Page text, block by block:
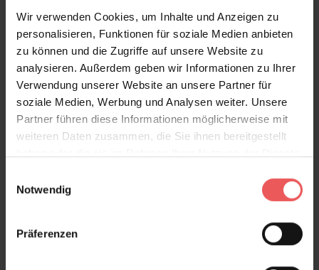
Wir verwenden Cookies, um Inhalte und Anzeigen zu
personalisieren, Funktionen für soziale Medien anbieten
zu können und die Zugriffe auf unsere Website zu
analysieren. Außerdem geben wir Informationen zu Ihrer
Verwendung unserer Website an unsere Partner für
soziale Medien, Werbung und Analysen weiter. Unsere
Partner führen diese Informationen möglicherweise mit
weiteren Daten zusammen, die Sie ihnen bereitgestellt
Notwendig
Präferenzen
145,00 €